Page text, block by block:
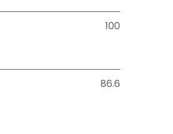
100
86.6